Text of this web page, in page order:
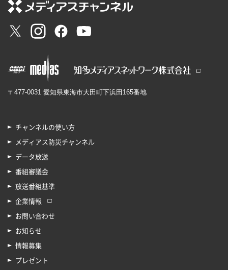
〒477-0031 愛知県東海市大田町下浜田165番地
チャンネルの使い方
メディアス防災チャンネル
データ放送
番組審議会
放送番組基準
企業情報
お問い合わせ
お知らせ
情報募集
プレゼント